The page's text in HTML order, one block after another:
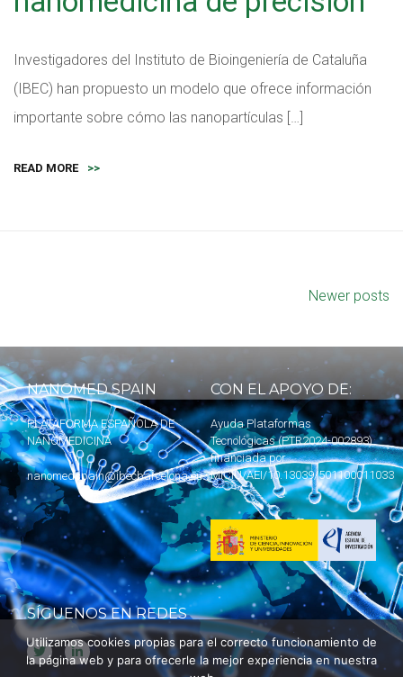
Investigadores del Instituto de Bioingeniería de Cataluña
(IBEC) han propuesto un modelo que ofrece información
importante sobre cómo las nanopartículas […]
READ MORE >>
Newer posts
NANOMED SPAIN
PLATAFORMA ESPAÑOLA DE
NANOMEDICINA
nanomedspain@ibecbarcelona.eu
CON EL APOYO DE:
Ayuda Plataformas
Tecnológicas (PTR2024-002893)
financiada por
MICIU/AEI/10.13039/501100011033
SÍGUENOS EN REDES
Utilizamos cookies propias para el correcto funcionamiento de
la página web y para ofrecerle la mejor experiencia en nuestra